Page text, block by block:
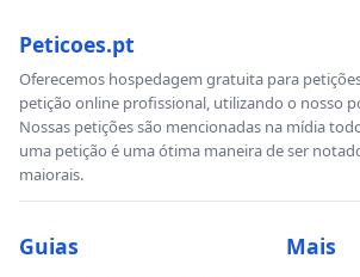
Peticoes.pt
Oferecemos hospedagem gratuita para
petição online profissional, utilizando o nosso
Nossas petições são mencionadas na mídia
uma petição é uma ótima maneira de ser
maiorais.
Guias Mais